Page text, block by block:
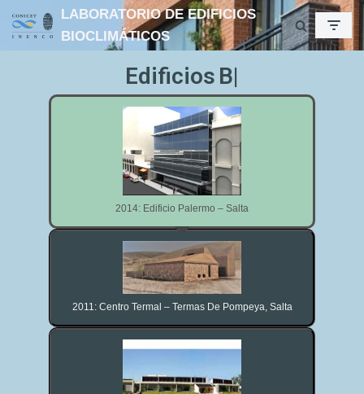
LABORATORIO DE EDIFICIOS
BIOCLIMÁTICOS
EdificiosBioclimá
2014: Edificio Palermo – Salta
2011: Centro Termal – Termas De Pompeya, Salta